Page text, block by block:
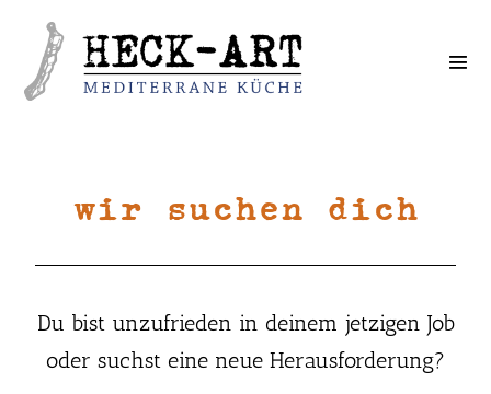
wir suchen dich
Du bist unzufrieden in deinem jetzigen Job
oder suchst eine neue Herausforderung?